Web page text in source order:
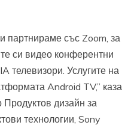
партнираме със Zoom, за
си видео конферентни
телевизори. Услугите на
Android TV,” каза
дизайн за
технологии, Sony